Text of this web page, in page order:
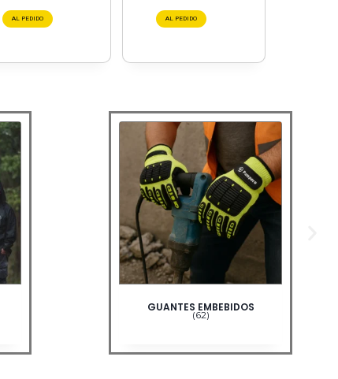
AL PEDIDO AL PEDIDO
ACCESORIOS SOLDADOR
Y DELANTALES